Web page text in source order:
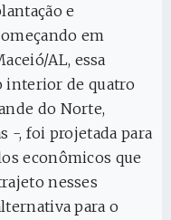
e
em
AL, essa
interior de quatro
do Norte,
-, foi projetada para
econômicos que
nesses
para o